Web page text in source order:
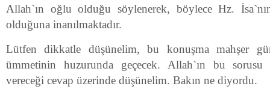
Allah`ın oğlu olduğu söylenerek, böylece Hz.
olduğuna inanılmaktadır.
Lütfen dikkatle düşünelim, bu konuşma mahşer
ümmetinin huzurunda geçecek. Allah`ın bu sorusu
vereceği cevap üzerinde düşünelim. Bakın ne diyordu.